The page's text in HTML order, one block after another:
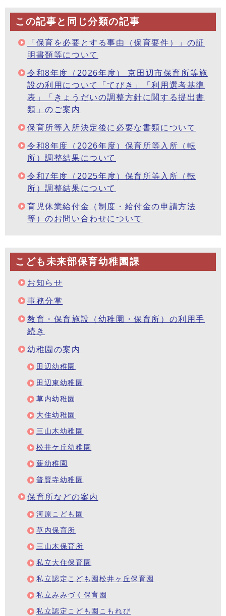
この記事と同じ分類の記事
「保育を必要とする事由（保育要件）」の証
明書類等について
令和8年度（2026年度） 京田辺市保育所等施
設の利用について「てびき」「利用選考基準
表」「きょうだいの調整方針に関する提出書
類」のご案内
保育所等入所決定後に必要な書類について
令和8年度（2026年度）保育所等入所（転
所）調整結果について
令和7年度（2025年度）保育所等入所（転
所）調整結果について
育児休業給付金（制度・給付金の申請方法
等）のお問い合わせについて
こども未来部保育幼稚園課
お知らせ
事務分掌
教育・保育施設（幼稚園・保育所）の利用手
続き
幼稚園の案内
田辺幼稚園
田辺東幼稚園
草内幼稚園
大住幼稚園
三山木幼稚園
松井ケ丘幼稚園
薪幼稚園
普賢寺幼稚園
保育所などの案内
河原こども園
草内保育所
三山木保育所
私立大住保育園
私立認定こども園松井ヶ丘保育園
私立みみづく保育園
私立認定こども園こもれび